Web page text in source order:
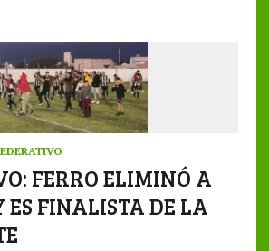
FERRO ELIMINÓ A
ES FINALISTA DE LA